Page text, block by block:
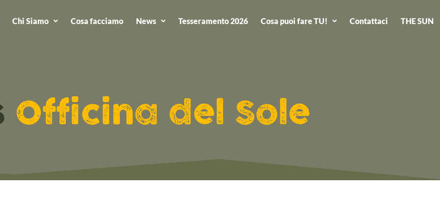
Chi Siamo Cosa facciamo News Tesseramento 2026 Cosa puoi fare TU! Contattaci THE SUN
Officina del Sole